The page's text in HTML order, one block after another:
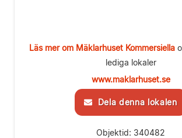
Läs mer om Mäklarhuset Kommersiella
lediga lokaler
www.maklarhuset.se
Dela denna lokalen
Objektid: 340482